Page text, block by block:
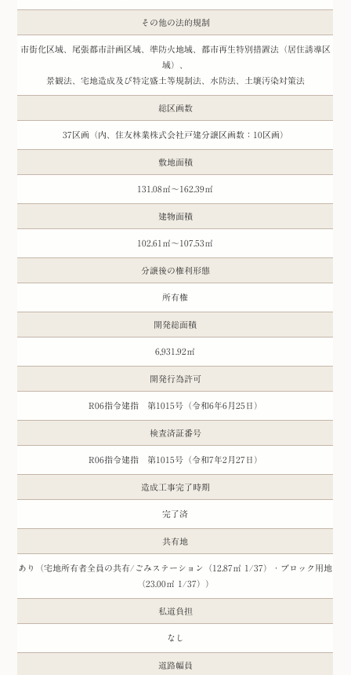
その他の法的規制
市街化区域、尾張都市計画区域、準防火地域、都市再生特別措置法（居住誘導区
域）、
景観法、宅地造成及び特定盛土等規制法、水防法、土壌汚染対策法
総区画数
37区画（内、住友林業株式会社戸建分譲区画数：10区画）
敷地面積
131.08㎡～162.39㎡
建物面積
102.61㎡～107.53㎡
分譲後の権利形態
所有権
開発総面積
6,931.92㎡
開発行為許可
R06指令建指 第1015号（令和6年6月25日）
検査済証番号
R06指令建指 第1015号（令和7年2月27日）
造成工事完了時期
完了済
共有地
あり（宅地所有者全員の共有/ごみステーション（12.87㎡ 1/37）・ブロック用地
（23.00㎡ 1/37））
私道負担
なし
道路幅員